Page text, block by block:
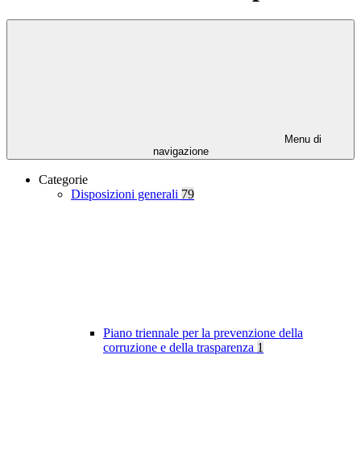
Menu di
navigazione
Categorie
Disposizioni generali 79
Piano triennale per la prevenzione della
corruzione e della trasparenza 1